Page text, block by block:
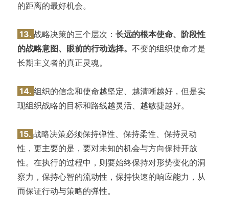
的距离的最好机会。
13. 战略决策的三个层次： 长远的根本使命、阶段性
的战略意图、眼前的行动选择。 不变的组织使命才是
长期主义者的真正灵魂。
14. 组织的信念和使命越坚定、越清晰越好，但是实
现组织战略的目标和路线越灵活、越敏捷越好。
15. 战略决策必须保持弹性、保持柔性、保持灵动
性，更主要的是，要对未知的机会与方向保持开放
性。在执行的过程中，则要始终保持对形势变化的洞
察力，保持心智的流动性，保持快速的响应能力，从
而保证行动与策略的弹性。